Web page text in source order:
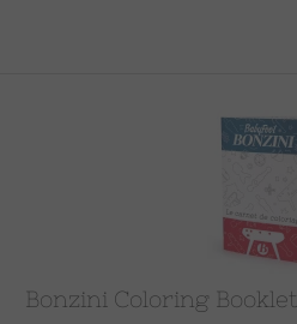
Bonzini Coloring Booklet